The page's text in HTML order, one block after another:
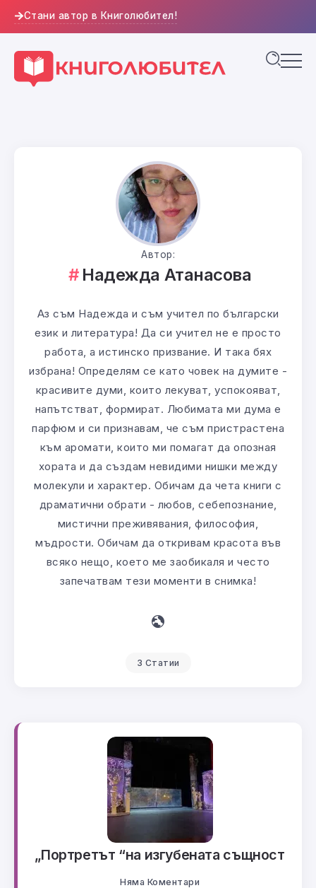
Стани автор в Книголюбител!
Автор:
Надежда Атанасова
Аз съм Надежда и съм учител по български
език и литература! Да си учител не е просто
работа, а истинско призвание. И така бях
избрана! Определям се като човек на думите -
красивите думи, които лекуват, успокояват,
напътстват, формират. Любимата ми дума е
парфюм и си признавам, че съм пристрастена
към аромати, които ми помагат да опозная
хората и да създам невидими нишки между
молекули и характер. Обичам да чета книги с
драматични обрати - любов, себепознание,
мистични преживявания, философия,
мъдрости. Обичам да откривам красота във
всяко нещо, което ме заобикаля и често
запечатвам тези моменти в снимка!
3 Статии
„Портретът “на изгубената същност
Няма Коментари